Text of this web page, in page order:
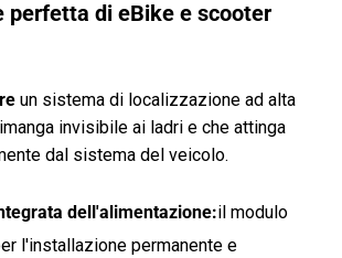
perfetta di eBike e scooter
un sistema di localizzazione ad alta
invisibile ai ladri e che attinga
dal sistema del veicolo.
dell'alimentazione:il modulo
l'installazione permanente e